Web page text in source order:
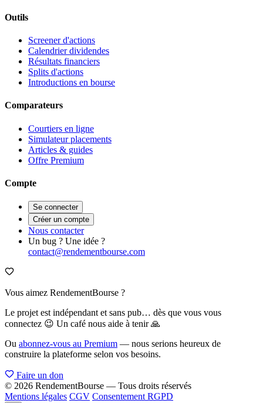
Outils
Screener d'actions
Calendrier dividendes
Résultats financiers
Splits d'actions
Introductions en bourse
Comparateurs
Courtiers en ligne
Simulateur placements
Articles & guides
Offre Premium
Compte
Se connecter
Créer un compte
Nous contacter
Un bug ? Une idée ?
contact@rendementbourse.com
Vous aimez RendementBourse ?
Le projet est indépendant et sans pub… dès que vous vous
connectez 😉 Un café nous aide à tenir 🙏
Ou abonnez-vous au Premium — nous serions heureux de
construire la plateforme selon vos besoins.
Faire un don
© 2026 RendementBourse — Tous droits réservés
Mentions légales CGV Consentement RGPD